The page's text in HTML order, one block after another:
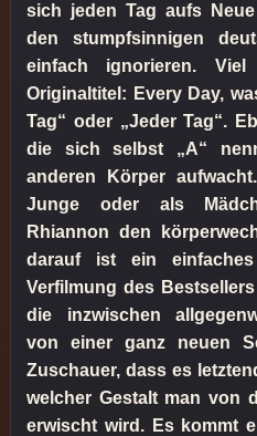
sich jeden Tag aufs
den stumpfsinnigen
einfach ignorieren.
Originaltitel: Every Day,
Tag“ oder „Jeder Tag“.
die sich selbst „A“
anderen Körper
Junge oder als
Rhiannon den
darauf ist ein
Verfilmung des
die inzwischen
von einer ganz neuen
Zuschauer, dass es
welcher Gestalt man von
erwischt wird. Es kommt